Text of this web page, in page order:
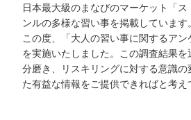
日本最大級のまなびのマーケット「
ンルの多様な習い事を掲載しています。
この度、「大人の習い事に関するア
を実施いたしました。この調査結果
分磨き、リスキリングに対する意識
た有益な情報をご提供できればと考え